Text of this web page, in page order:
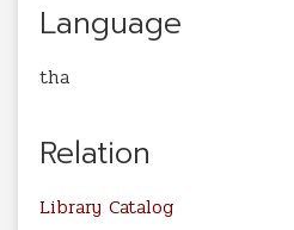
Language
tha
Relation
Library Catalog